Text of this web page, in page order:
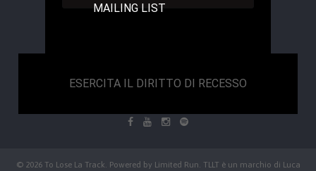
MAILING LIST
ESERCITA IL DIRITTO DI RECESSO
© 2026 To Lose La Track. Powered by Limited Run . TLLT è un marchio di Luca